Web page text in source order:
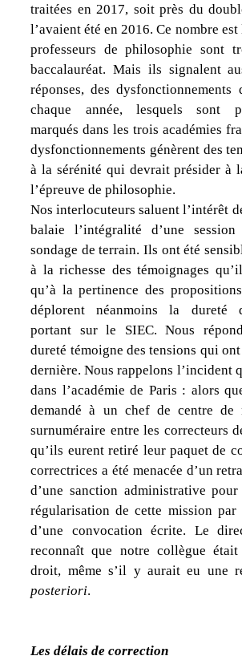
traitées en 2017, soit près du
l’avaient été en 2016. Ce nombre
professeurs de philosophie sont
baccalauréat. Mais ils signalent
réponses, des dysfonctionnements
chaque année, lesquels sont
marqués dans les trois académies
dysfonctionnements génèrent des
à la sérénité qui devrait présider à
l’épreuve de philosophie.
Nos interlocuteurs saluent l’intérêt
balaie l’intégralité d’une
sondage de terrain. Ils ont été
à la richesse des témoignages
qu’à la pertinence des
déplorent néanmoins la dureté
portant sur le SIEC. Nous
dureté témoigne des tensions qui
dernière. Nous rappelons l’incident
dans l’académie de Paris : alors
demandé à un chef de centre
surnuméraire entre les correcteurs
qu’ils eurent retiré leur paquet de
correctrices a été menacée d’un
d’une sanction administrative
régularisation de cette mission par
d’une convocation écrite. Le
reconnaît que notre collègue
droit, même s’il y aurait eu une
posteriori.
Les délais de correction